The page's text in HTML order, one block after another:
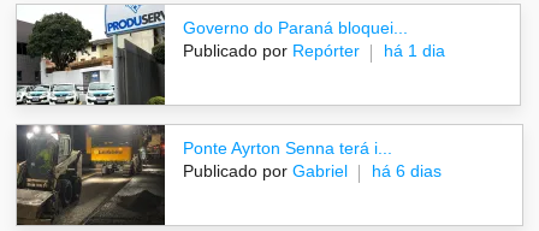
Governo do Paraná bloquei...
Publicado por Repórter há 1 dia
Ponte Ayrton Senna terá i...
Publicado por Gabriel há 6 dias